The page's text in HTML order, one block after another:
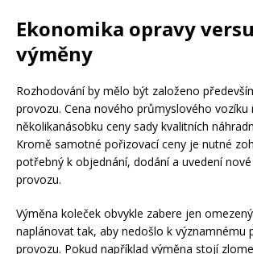
Ekonomika opravy
výměny
Rozhodování by mělo být založeno
provozu. Cena nového průmyslového
několikanásobku ceny sady kvalitních
Kromě samotné pořizovací ceny je nutné
potřebný k objednání, dodání a uvedení
provozu.
Výměna koleček obvykle zabere jen
naplánovat tak, aby nedošlo k významnému
provozu. Pokud například výměna stojí